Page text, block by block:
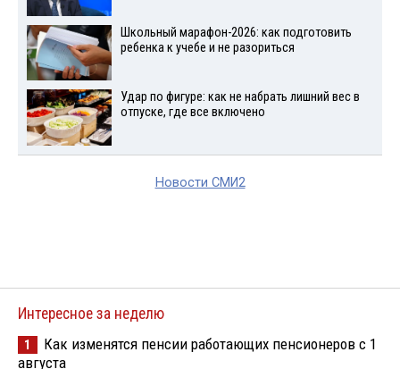
Школьный марафон-2026: как подготовить
ребенка к учебе и не разориться
Удар по фигуре: как не набрать лишний вес в
отпуске, где все включено
Новости СМИ2
Интересное за неделю
1
Как изменятся пенсии работающих пенсионеров с 1
августа